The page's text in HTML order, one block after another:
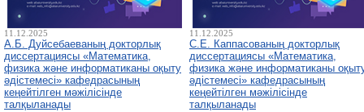
11.12.2025
А.Б. Дуйсебаеваның докторлық
диссертациясы «Математика,
физика және информатиканы оқыту
әдістемесі» кафедрасының
кеңейтілген мәжілісінде
талқыланады
11.12.2025
С.Е. Каппасованың докторлық
диссертациясы «Математика,
физика және информатиканы
әдістемесі» кафедрасының
кеңейтілген мәжілісінде
талқыланады